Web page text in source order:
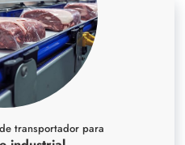
transportador para